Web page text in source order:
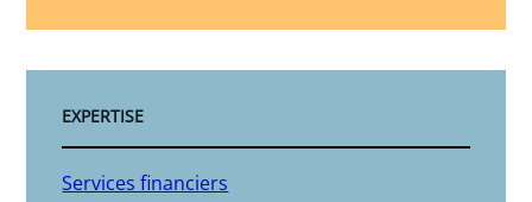
EXPERTISE
Services financiers